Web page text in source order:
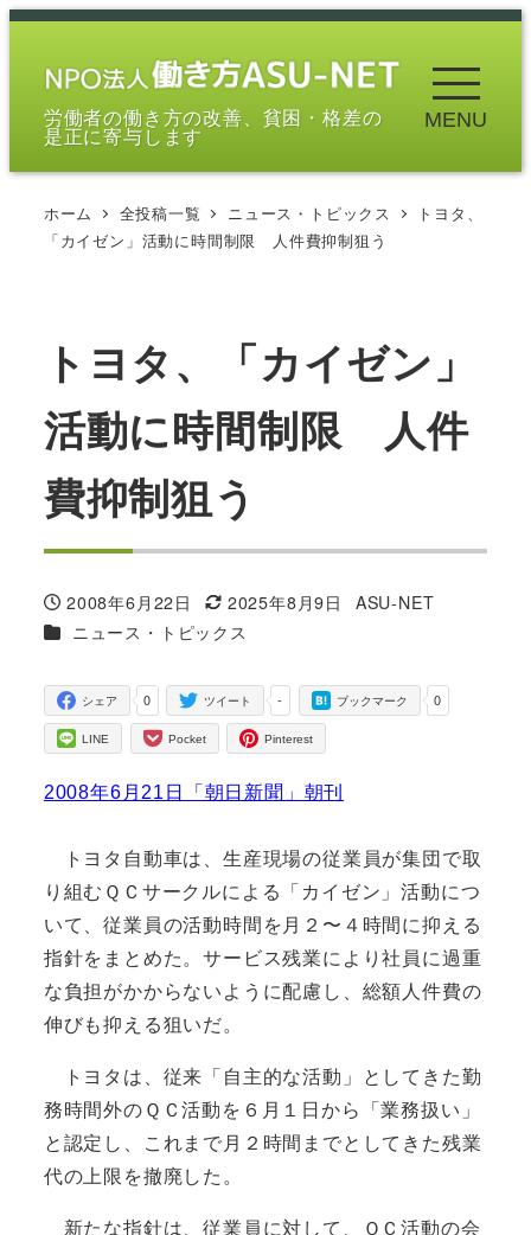
メ
労働者の働き方の改善、貧困・格差の
是正に寄与します
MENU
ホーム 全投稿一覧 ニュース・トピックス
トヨタ、
「カイゼン」活動に時間制限 人件費抑制狙う
トヨタ、「カイゼン」
活動に時間制限 人件
費抑制狙う
投稿日
2008年6月22日
更新日
2025年8月9日
著
ASU-NET
カテゴリー
ニュース・トピックス
0
シェア -
ツイート 0
ブックマーク
LINE Pocket Pinterest
2008年6月21日「朝日新聞」朝刊
トヨタ自動車は、生産現場の従業員が集団で取
り組むＱＣサークルによる「カイゼン」活動につ
いて、従業員の活動時間を月２〜４時間に抑える
指針をまとめた。サービス残業により社員に過重
な負担がかからないように配慮し、総額人件費の
伸びも抑える狙いだ。
トヨタは、従来「自主的な活動」としてきた勤
務時間外のＱＣ活動を６月１日から「業務扱い」
と認定し、これまで月２時間までとしてきた残業
代の上限を撤廃した。
新たな指針は、従業員に対して、ＱＣ活動の会